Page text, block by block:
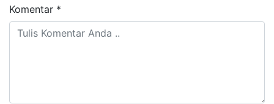
Komentar *